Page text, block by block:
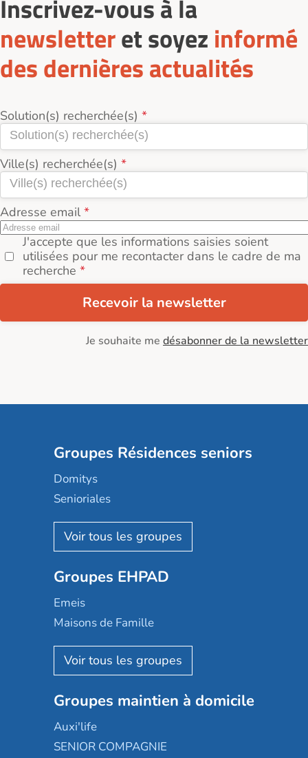
Inscrivez-vous à la
newsletteret soyez informé
des dernières actualités
Solution(s) recherchée(s)
Ville(s) recherchée(s)
Adresse email
J'accepte que les informations saisies soient
utilisées pour me recontacter dans le cadre de ma
recherche
Recevoir la newsletter
Je souhaite me désabonner de la newsletter
Groupes Résidences seniors
Domitys
Senioriales
Nohée
Les Résidentiels
Mobicap
Domusvi
Happy Senior
Aquarelia
Nexity edenea
Les jardins d'Arcadie
Occitalia
Appartseniors
Groupes EHPAD
Emeis
Maisons de Famille
Korian
Emera
Groupe SOS
Le Noble Âge
Almage
Groupes maintien à domicile
Auxi'life
SENIOR COMPAGNIE